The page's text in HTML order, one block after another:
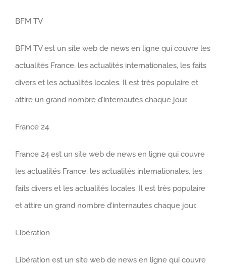
BFM TV
BFM TV est un site web de news en ligne qui couvre les
actualités France, les actualités internationales, les faits
divers et les actualités locales. Il est très populaire et
attire un grand nombre d’internautes chaque jour.
France 24
France 24 est un site web de news en ligne qui couvre
les actualités France, les actualités internationales, les
faits divers et les actualités locales. Il est très populaire
et attire un grand nombre d’internautes chaque jour.
Libération
Libération est un site web de news en ligne qui couvre